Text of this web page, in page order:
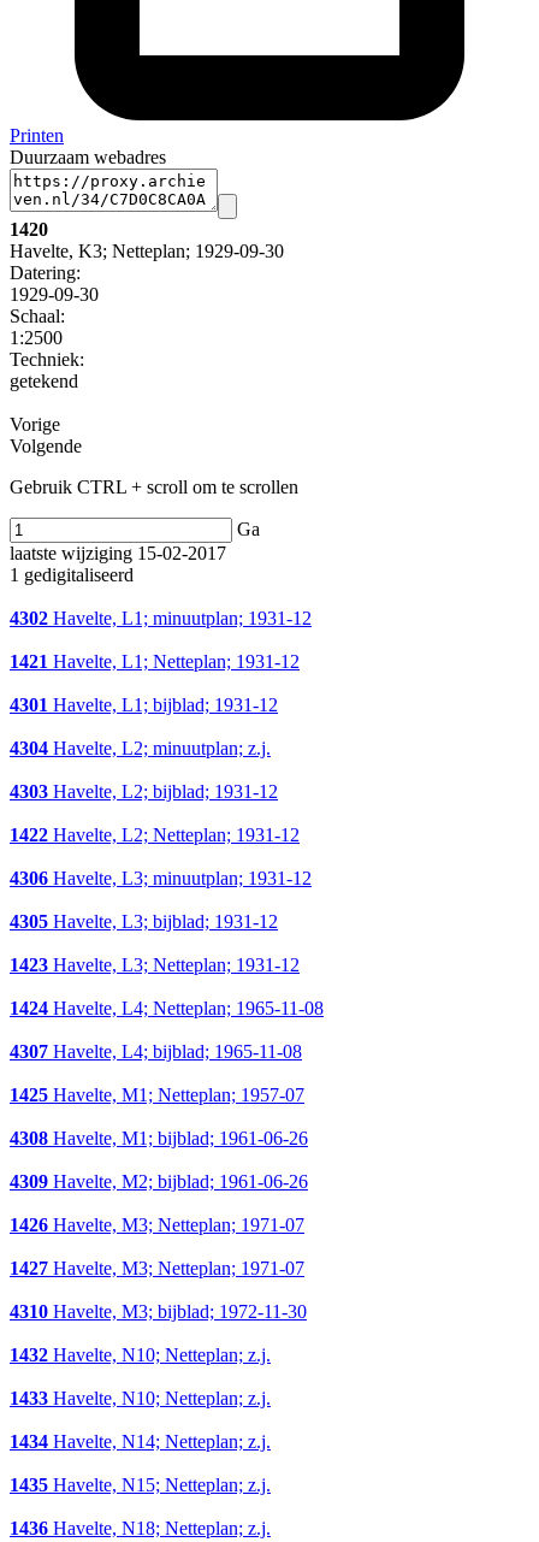
Printen
Duurzaam webadres
1420
Havelte, K3; Netteplan; 1929-09-30
Datering:
1929-09-30
Schaal:
1:2500
Techniek:
getekend
Vorige
Volgende
Gebruik CTRL + scroll om te scrollen
Ga
laatste wijziging 15-02-2017
1 gedigitaliseerd
4302 Havelte, L1; minuutplan; 1931-12
1421 Havelte, L1; Netteplan; 1931-12
4301 Havelte, L1; bijblad; 1931-12
4304 Havelte, L2; minuutplan; z.j.
4303 Havelte, L2; bijblad; 1931-12
1422 Havelte, L2; Netteplan; 1931-12
4306 Havelte, L3; minuutplan; 1931-12
4305 Havelte, L3; bijblad; 1931-12
1423 Havelte, L3; Netteplan; 1931-12
1424 Havelte, L4; Netteplan; 1965-11-08
4307 Havelte, L4; bijblad; 1965-11-08
1425 Havelte, M1; Netteplan; 1957-07
4308 Havelte, M1; bijblad; 1961-06-26
4309 Havelte, M2; bijblad; 1961-06-26
1426 Havelte, M3; Netteplan; 1971-07
1427 Havelte, M3; Netteplan; 1971-07
4310 Havelte, M3; bijblad; 1972-11-30
1432 Havelte, N10; Netteplan; z.j.
1433 Havelte, N10; Netteplan; z.j.
1434 Havelte, N14; Netteplan; z.j.
1435 Havelte, N15; Netteplan; z.j.
1436 Havelte, N18; Netteplan; z.j.